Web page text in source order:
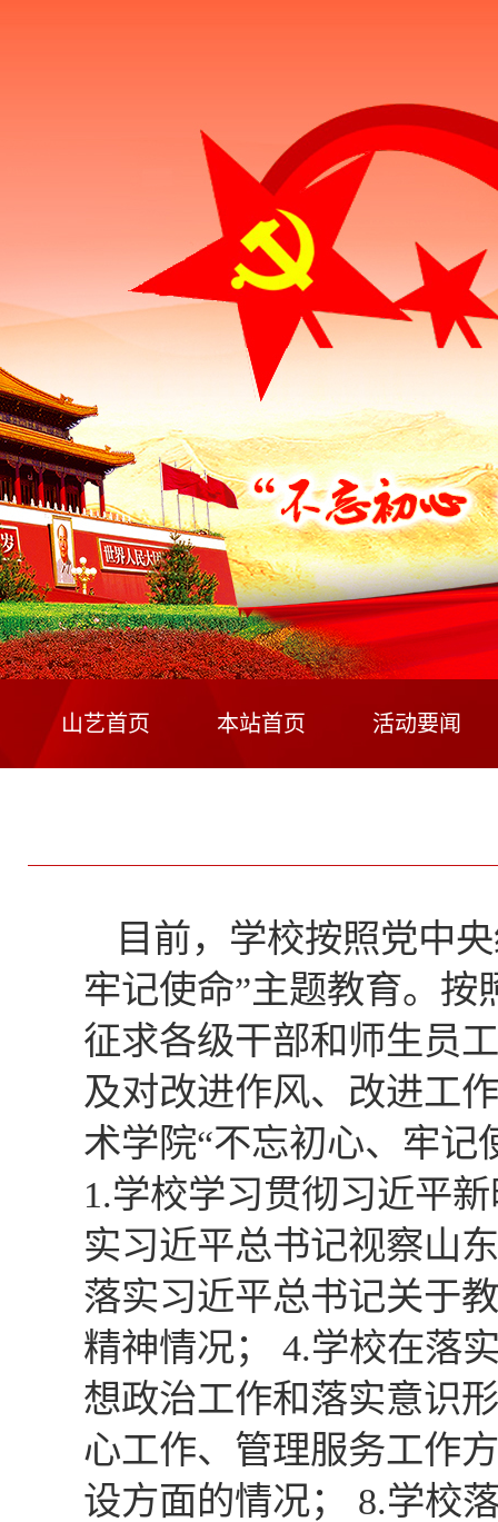
山艺首页 本站首页 活动要闻
目前，学校按照党中
牢记使命”主题教育。
征求各级干部和师生员
及对改进作风、改进工
术学院“不忘初心、牢记
1.学校学习贯彻习近平
实习近平总书记视察山
落实习近平总书记关于
精神情况； 4.学校在落
想政治工作和落实意识
心工作、管理服务工作
设方面的情况； 8.学校